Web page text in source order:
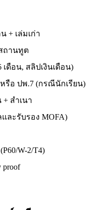
+ เล่มเก่า
ถานทูต
เดือน, สลิปเงินเดือน)
รือ ปพ.7 (กรณีนักเรียน)
สำเนา
ละรับรอง MOFA)
W-2/T4)
proof